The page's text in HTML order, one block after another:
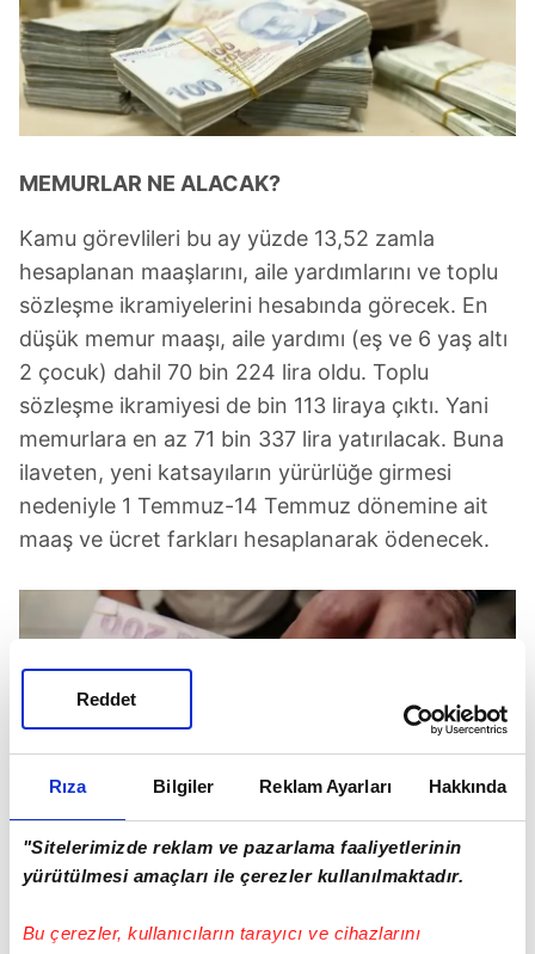
Rıza Bilgiler Reklam Ayarları Hakkında
"Sitelerimizde reklam ve pazarlama faaliyetlerinin
yürütülmesi amaçları ile çerezler kullanılmaktadır.
Bu çerezler, kullanıcıların tarayıcı ve cihazlarını
Reddet
MEMURLAR NE ALACAK?
Kamu görevlileri bu ay yüzde 13,52 zamla
hesaplanan maaşlarını, aile yardımlarını ve toplu
sözleşme ikramiyelerini hesabında görecek. En
düşük memur maaşı, aile yardımı (eş ve 6 yaş altı
2 çocuk) dahil 70 bin 224 lira oldu. Toplu
sözleşme ikramiyesi de bin 113 liraya çıktı. Yani
memurlara en az 71 bin 337 lira yatırılacak. Buna
ilaveten, yeni katsayıların yürürlüğe girmesi
nedeniyle 1 Temmuz-14 Temmuz dönemine ait
maaş ve ücret farkları hesaplanarak ödenecek.